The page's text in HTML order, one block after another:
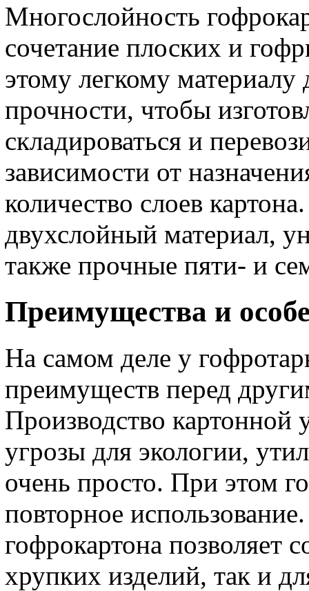
Многослойность
сочетание плоских и
этому легкому
прочности, чтобы
складироваться и
зависимости от
количество слоев
двухслойный материал,
также прочные пяти- и
Преимущества и
На самом деле у
преимуществ перед
Производство картонной
угрозы для экологии,
очень просто. При этом
повторное
гофрокартона позволяет
хрупких изделий, так и